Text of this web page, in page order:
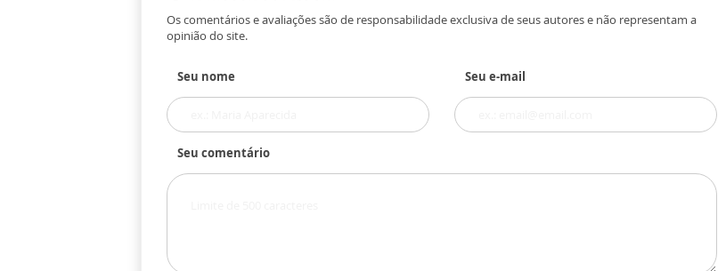
Os comentários e avaliações são de responsabilidade exclusiva de seus autores e não representam a
opinião do site.
Seu nome Seu e-mail
Seu comentário